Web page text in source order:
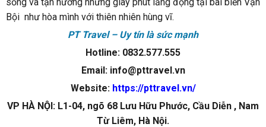
Bội như hòa mình với thiên nhiên hùng vĩ.
PT Travel – Uy tín là sức mạnh
Hotline: 0832.577.555
Email: info@pttravel.vn
Website: https://pttravel.vn/
VP HÀ NỘI: L1-04, ngõ 68 Lưu Hữu Phước, Cầu Diễn , Nam
Từ Liêm, Hà Nội.